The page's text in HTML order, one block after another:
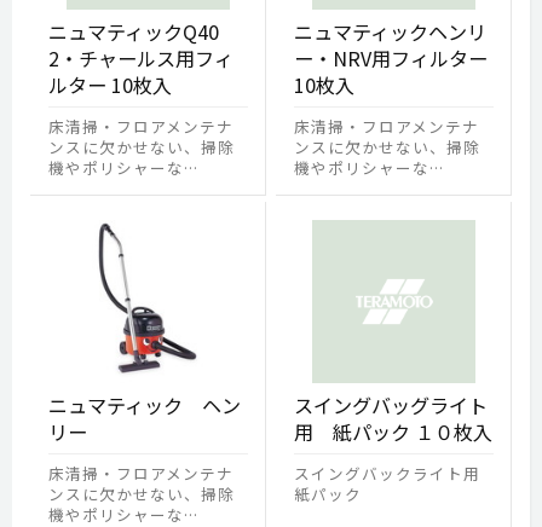
ニュマティックQ40
2・チャールス用フィ
ルター 10枚入
床清掃・フロアメンテナ
ンスに欠かせない、掃除
機やポリシャーな…
ニュマティックヘンリ
ー・NRV用フィルター
10枚入
床清掃・フロアメンテナ
ンスに欠かせない、掃除
機やポリシャーな…
ニュマティック ヘン
リー
床清掃・フロアメンテナ
ンスに欠かせない、掃除
機やポリシャーな…
スイングバッグライト
用 紙パック １０枚入
スイングバックライト用
紙パック